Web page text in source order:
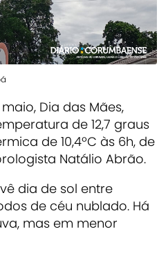
Dia das Mães,
de 12,7 graus
de 10,4ºC às 6h, de
Natálio Abrão.
dia de sol entre
de céu nublado. Há
mas em menor